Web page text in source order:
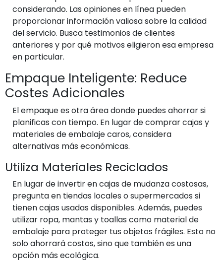
considerando. Las opiniones en línea pueden
proporcionar información valiosa sobre la calidad
del servicio. Busca testimonios de clientes
anteriores y por qué motivos eligieron esa empresa
en particular.
Empaque Inteligente: Reduce
Costes Adicionales
El empaque es otra área donde puedes ahorrar si
planificas con tiempo. En lugar de comprar cajas y
materiales de embalaje caros, considera
alternativas más económicas.
Utiliza Materiales Reciclados
En lugar de invertir en cajas de mudanza costosas,
pregunta en tiendas locales o supermercados si
tienen cajas usadas disponibles. Además, puedes
utilizar ropa, mantas y toallas como material de
embalaje para proteger tus objetos frágiles. Esto no
solo ahorrará costos, sino que también es una
opción más ecológica.